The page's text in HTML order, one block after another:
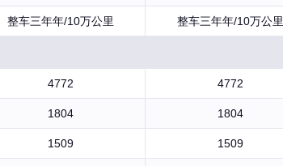
整车三年年/10万公里 整车三年年/10万公里
4772 4772
1804 1804
1509 1509